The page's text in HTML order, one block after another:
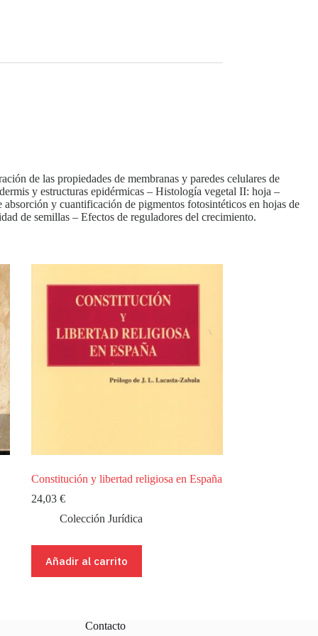
de las propiedades de membranas y paredes celulares de
y estructuras epidérmicas – Histología vegetal II: hoja –
y cuantificación de pigmentos fotosintéticos en hojas de
de semillas – Efectos de reguladores del crecimiento.
Constitución y libertad religiosa en España
24,03 €
Colección Jurídica
Añadir al carrito
Contacto